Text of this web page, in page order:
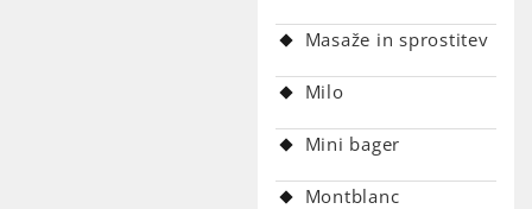
Masaže in sprostitev
Milo
Mini bager
Montblanc